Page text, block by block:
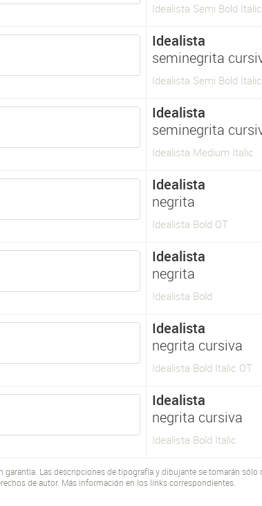
Idealista Semi Bold
Idealista
seminegrita
Idealista Semi Bold Italic
Idealista
seminegrita
Idealista Medium Italic
Idealista
negrita
Idealista Bold OT
Idealista
negrita
Idealista Bold
Idealista
negrita cursiva
Idealista Bold Italic OT
Idealista
negrita cursiva
Idealista Bold Italic
garantía. Las descripciones de tipografía y dibujante se tomarán
de autor. Más información en los links correspondientes.